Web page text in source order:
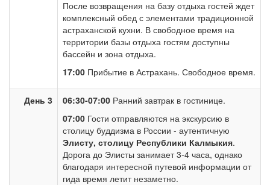
После возвращения на базу отдыха гостей ждет
комплексный обед с элементами традиционной
астраханской кухни. В свободное время на
территории базы отдыха гостям доступны
бассейн и зона отдыха.
17:00 Прибытие в Астрахань. Свободное время.
День 3 06:30-07:00 Ранний завтрак в гостинице.
07:00 Гости отправляются на экскурсию в
столицу буддизма в России - аутентичную
Элисту, столицу Республики Калмыкия.
Дорога до Элисты занимает 3-4 часа, однако
благодаря интересной путевой информации от
гида время летит незаметно.